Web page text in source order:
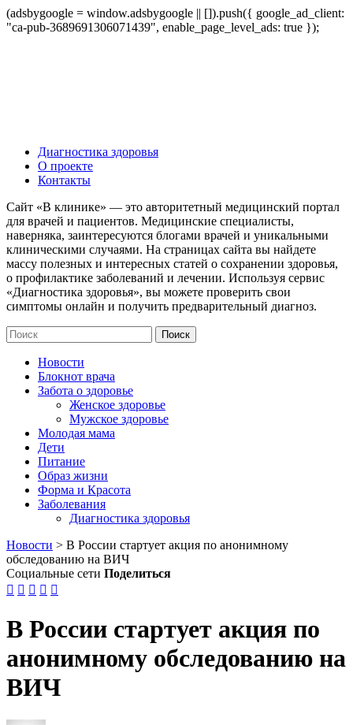
(adsbygoogle = window.adsbygoogle || []).push({ google_ad_client:
"ca-pub-3689691306071439", enable_page_level_ads: true });
Диагностика здоровья
О проекте
Контакты
Сайт «В клинике» — это авторитетный медицинский портал
для врачей и пациентов. Медицинские специалисты,
наверняка, заинтересуются блогами врачей и уникальными
клиническими случаями. На страницах сайта вы найдете
массу полезных и интересных статей о сохранении здоровья,
о профилактике заболеваний и лечении. Используя сервис
«Диагностика здоровья», вы можете проверить свои
симптомы онлайн и получить предварительный диагноз.
Новости
Блокнот врача
Забота о здоровье
Женское здоровье
Мужское здоровье
Молодая мама
Дети
Питание
Образ жизни
Форма и Красота
Заболевания
Диагностика здоровья
Новости > В России стартует акция по анонимному
обследованию на ВИЧ
Социальные сети Поделиться
    
В России стартует акция по
анонимному обследованию на
ВИЧ